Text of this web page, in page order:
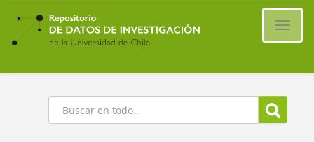
Ir
contenido
principal
Buscar